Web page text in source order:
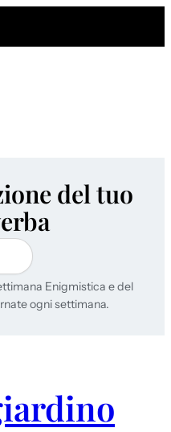
del tuo
Enigmistica e del
ogni settimana.